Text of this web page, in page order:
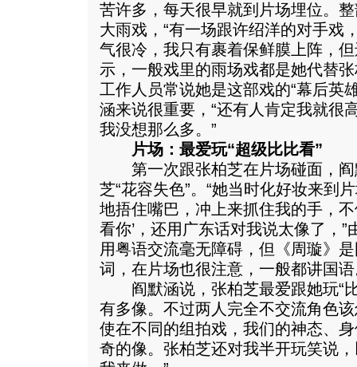
苦许多，每天很早就到片场埋位。
大雨戏，“有一场跟许绍洋的对手戏
气很冷，我只有裹着保鲜膜上阵，
示，一般戏里的雨场戏都是她代替
工作人员常说她是这部戏的“幕后英
涵来说很重要，“还有人肯定我就很
我没想那么多。”
片场：最爱玩“超级比比看”
第一次跟张柏芝在片场碰面，阎
芝“花容失色”。“她当时化好妆来到
地捂住嘴巴，冲上来抓住我的手，
看你’，还用广东话对我说太像了，
用粤语交流毫无障碍，但《周璇》
词，在片场也很注意，一般都讲国
阎默涵说，张柏芝最爱跟她玩“
有多像。不过两人完全不交流角色
使在不同的组拍戏，我们的神态、
奇的像。张柏芝还对我半开玩笑说